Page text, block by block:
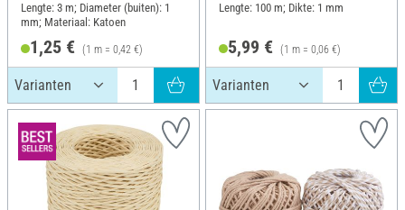
Lengte: 3 m; Diameter (buiten): 1
mm; Materiaal: Katoen
1,25 € (1 m = 0,42 €)
Lengte: 100 m; Dikte: 1 mm
5,99 € (1 m = 0,06 €)